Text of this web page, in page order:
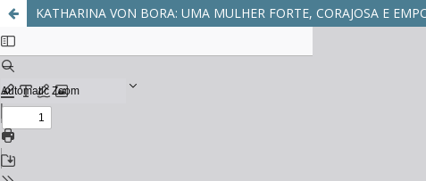
KATHARINA VON BORA: UMA MULHER FORTE, CORAJOSA E